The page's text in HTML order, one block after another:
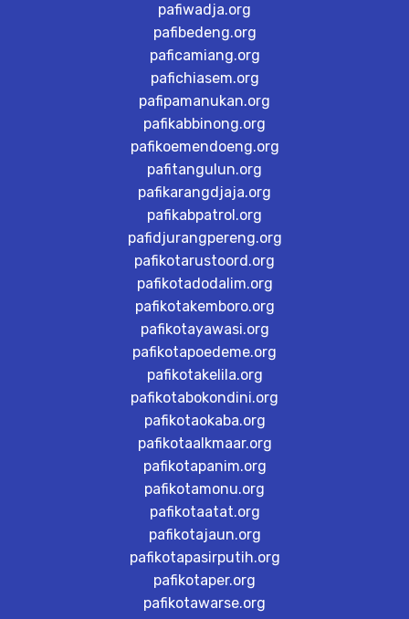
pafiwadja.org
pafibedeng.org
paficamiang.org
pafichiasem.org
pafipamanukan.org
pafikabbinong.org
pafikoemendoeng.org
pafitangulun.org
pafikarangdjaja.org
pafikabpatrol.org
pafidjurangpereng.org
pafikotarustoord.org
pafikotadodalim.org
pafikotakemboro.org
pafikotayawasi.org
pafikotapoedeme.org
pafikotakelila.org
pafikotabokondini.org
pafikotaokaba.org
pafikotaalkmaar.org
pafikotapanim.org
pafikotamonu.org
pafikotaatat.org
pafikotajaun.org
pafikotapasirputih.org
pafikotaper.org
pafikotawarse.org